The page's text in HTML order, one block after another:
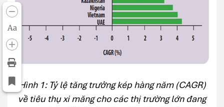
Aa
Hình 1: Tỷ lệ tăng trưởng kép hàng năm (CAGR)
về tiêu thụ xi măng cho các thị trường lớn đang